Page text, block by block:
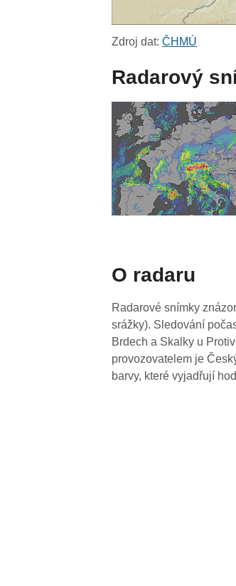
Zdroj dat:ČHMÚ
Radarový
O radaru
Radarové snímky
srážky). Sledování
Brdech a Skalky u
provozovatelem je
barvy, které vyjadřují